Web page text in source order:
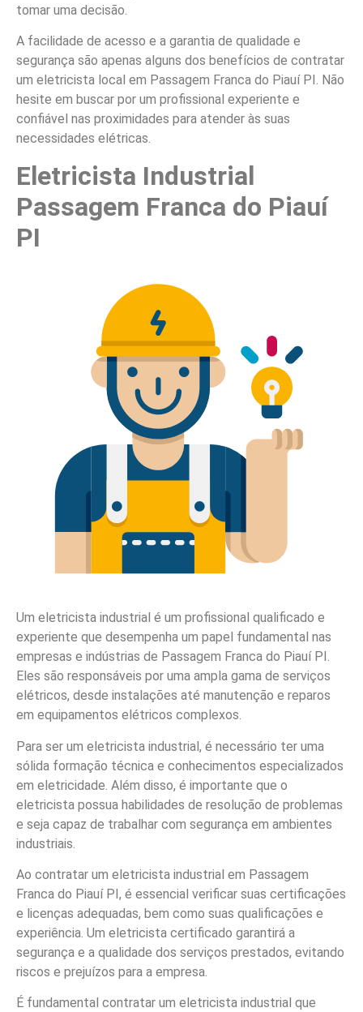
tomar uma decisão.
A facilidade de acesso e a garantia de qualidade e
segurança são apenas alguns dos benefícios de contratar
um eletricista local em Passagem Franca do Piauí PI. Não
hesite em buscar por um profissional experiente e
confiável nas proximidades para atender às suas
necessidades elétricas.
Eletricista Industrial
Passagem Franca do Piauí
PI
Um eletricista industrial é um profissional qualificado e
experiente que desempenha um papel fundamental nas
empresas e indústrias de Passagem Franca do Piauí PI.
Eles são responsáveis por uma ampla gama de serviços
elétricos, desde instalações até manutenção e reparos
em equipamentos elétricos complexos.
Para ser um eletricista industrial, é necessário ter uma
sólida formação técnica e conhecimentos especializados
em eletricidade. Além disso, é importante que o
eletricista possua habilidades de resolução de problemas
e seja capaz de trabalhar com segurança em ambientes
industriais.
Ao contratar um eletricista industrial em Passagem
Franca do Piauí PI, é essencial verificar suas certificações
e licenças adequadas, bem como suas qualificações e
experiência. Um eletricista certificado garantirá a
segurança e a qualidade dos serviços prestados, evitando
riscos e prejuízos para a empresa.
É fundamental contratar um eletricista industrial que